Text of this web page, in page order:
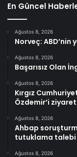
En Güncel
Ağustos 8, 2026
Norveç: ABD’nin
Ağustos 8, 2026
Başarısız Olan
Ağustos 8, 2026
Kırgız
Özdemir’i
Ağustos 8, 2026
Ahbap
tutuklama talebi
Ağustos 8, 2026